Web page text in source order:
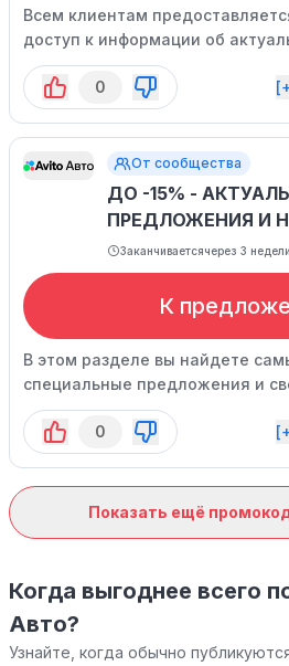
Всем клиентам
доступ к информации об
выбранного автомобиля.
0
От сообщества
ДО -15% -
ПРЕДЛОЖЕНИЯ И
Заканчиваетсячерез 3 недели
К
В этом разделе вы найдете
специальные предложения и
нашем сервисе.
0
Показать ещё
Когда выгоднее всего
Авто?
Узнайте, когда обычно